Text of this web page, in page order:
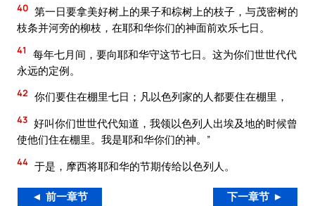
40 第一日要拿美好树上的果子和棕树上的枝子，与茂密树的
枝条并河旁的柳枝，在耶和华你们的神面前欢乐七日。
41
每年七月间，要向耶和华守这节七日。这为你们世世代代
永远的定例。
42 你们要住在棚里七日；凡以色列家的人都要住在棚里，
43 好叫你们世世代代知道，我领以色列人出埃及地的时候曾
使他们住在棚里。我是耶和华你们的神。”
44 于是，摩西将耶和华的节期传给以色列人。
◄ 前一章节 下一章节 ►